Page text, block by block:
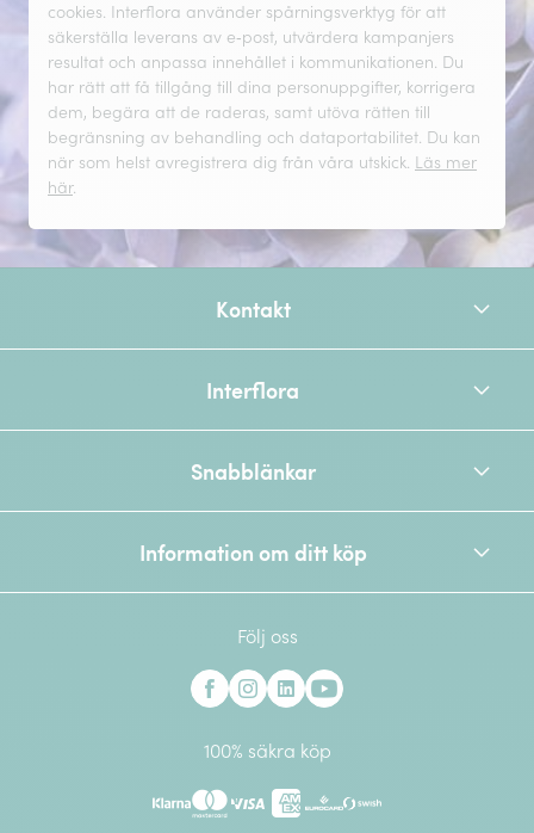
cookies. Interflora använder spårningsverktyg för att
säkerställa leverans av e‑post, utvärdera kampanjers
resultat och anpassa innehållet i kommunikationen. Du
har rätt att få tillgång till dina personuppgifter, korrigera
dem, begära att de raderas, samt utöva rätten till
begränsning av behandling och dataportabilitet. Du kan
när som helst avregistrera dig från våra utskick. Läs mer
här.
Kontakt
Interflora
Snabblänkar
Information om ditt köp
Följ oss
100% säkra köp
KlarnaMastercardAmerican Express
EurocardSwish